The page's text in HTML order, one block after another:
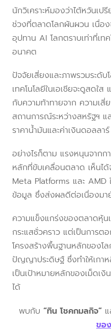
นักวิเคราะห์มองว่าไต้หวันเ
ช่วงที่ตลาดโลกผันผวน เนื่อ
อุปทาน AI โลกตราบเท่าที่เท
อนาคต
ปัจจัยเสี่ยงและภาพรวมระดั
เทคโนโลยีในเอเชียจะดูสดใ
กับความท้าทายจาก ความเสี่
สถานการณ์ระหว่างสหรัฐฯ
ราคาน้ำมันและค่าเงินดอลลาร์
อย่างไรก็ตาม แรงหนุนจาก
หลักที่ขับเคลื่อนตลาด เห็นไ
Meta Platforms และ AMD
ข้อมูล ซึ่งส่งผลดีต่อเนื่องมา
ความแข็งแกร่งของตลาดหุ้นเ
กระแสชั่วคราว แต่เป็นการต
โครงสร้างพื้นฐานหลักของโ
ปัญญาประดิษฐ์ ซึ่งทำให้เกา
เป็นเป้าหมายหลักของเม็ดเ
ได้
พบกับ “ทิน โชคกมลกิจ”
ขอ